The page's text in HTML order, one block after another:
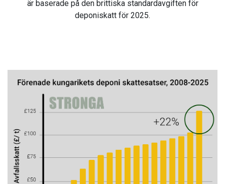
är baserade på den brittiska standardavgiften för
deponiskatt för 2025.